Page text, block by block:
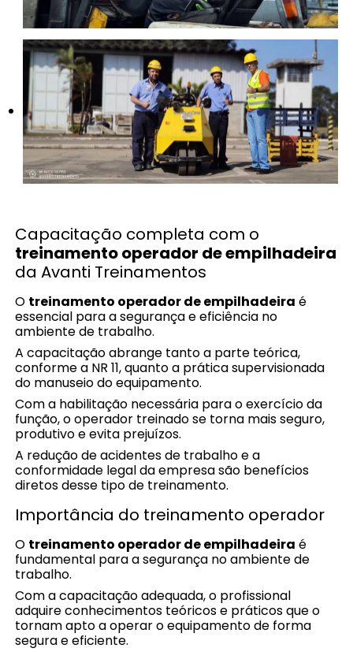
Capacitação completa com o
treinamento operador de empilhadeira
da Avanti Treinamentos
O treinamento operador de empilhadeira é
essencial para a segurança e eficiência no
ambiente de trabalho.
A capacitação abrange tanto a parte teórica,
conforme a NR 11, quanto a prática supervisionada
do manuseio do equipamento.
Com a habilitação necessária para o exercício da
função, o operador treinado se torna mais seguro,
produtivo e evita prejuízos.
A redução de acidentes de trabalho e a
conformidade legal da empresa são benefícios
diretos desse tipo de treinamento.
Importância do treinamento operador
O treinamento operador de empilhadeira é
fundamental para a segurança no ambiente de
trabalho.
Com a capacitação adequada, o profissional
adquire conhecimentos teóricos e práticos que o
tornam apto a operar o equipamento de forma
segura e eficiente.